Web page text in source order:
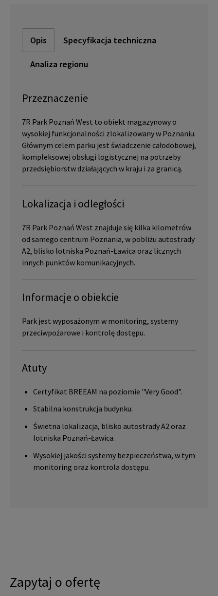
Opis Specyfikacja techniczna
Analiza regionu
Przeznaczenie
7R Park Poznań West to obiekt magazynowy o
wysokiej funkcjonalności zlokalizowany w Poznaniu.
Głównym celem parku jest świadczenie całodobowej,
kompleksowej obsługi logistycznej na potrzeby
przedsiębiorstw działających w kraju i za granicą.
Lokalizacja i odległości
7R Park Poznań West znajduje się kilka kilometrów
od samego centrum Poznania, w pobliżu autostrady
A2, blisko lotniska Poznań-Ławica oraz licznych
innych punktów komunikacyjnych.
Informacje o obiekcie
Park jest wyposażonym w monitoring, systemy
przeciwpożarowe i kontrolę dostępu.
Atuty
Certyfikat BREEAM na poziomie "Very Good".
Stabilna konstrukcja budynku.
Świetna lokalizacja, blisko autostrady A2 oraz
lotniska Poznań-Ławica.
Wysokiej jakości systemy bezpieczeństwa, w tym
monitoring oraz kontrola dostępu.
Zapytaj o ofertę